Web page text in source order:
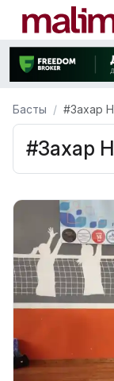
Басты #Захар
#Захар